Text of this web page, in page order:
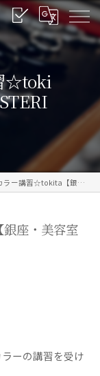
☆toki
☆tokita【銀座・美容室WISTERIA】
座・美容室
ーの講習を受け